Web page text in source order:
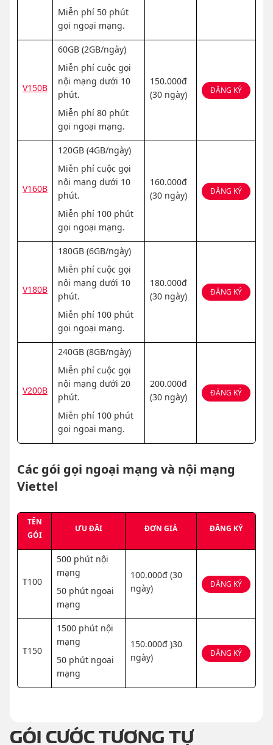
Miễn phí 50 phút
gọi ngoại mạng.
V150B
60GB (2GB/ngày)
Miễn phí cuộc gọi
nội mạng dưới 10
phút.
Miễn phí 80 phút
gọi ngoại mạng.
150.000đ
(30 ngày)
ĐĂNG KÝ
V160B
120GB (4GB/ngày)
Miễn phí cuộc gọi
nội mạng dưới 10
phút.
Miễn phí 100 phút
gọi ngoại mạng.
160.000đ
(30 ngày)
ĐĂNG KÝ
V180B
180GB (6GB/ngày)
Miễn phí cuộc gọi
nội mạng dưới 10
phút.
Miễn phí 100 phút
gọi ngoại mạng.
180.000đ
(30 ngày)
ĐĂNG KÝ
V200B
240GB (8GB/ngày)
Miễn phí cuộc gọi
nội mạng dưới 20
phút.
Miễn phí 100 phút
gọi ngoại mạng.
200.000đ
(30 ngày)
ĐĂNG KÝ
Các gói gọi ngoại mạng và nội mạng
Viettel
TÊN
GÓI
ƯU ĐÃI ĐƠN GIÁ ĐĂNG KÝ
T100
500 phút nội
mạng
50 phút ngoại
mạng
100.000đ (30
ngày)
ĐĂNG KÝ
T150
1500 phút nội
mạng
50 phút ngoại
mạng
150.000đ )30
ngày)
ĐĂNG KÝ
GÓI CƯỚC TƯƠNG TỰ